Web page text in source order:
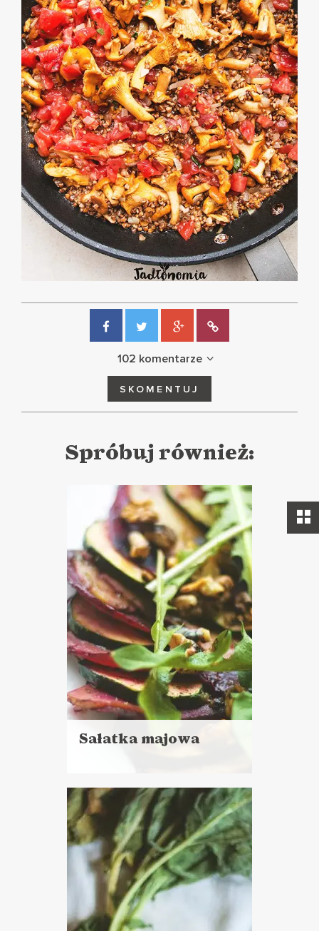
102 komentarze
SKOMENTUJ
Spróbuj również:
Sałatka majowa
więcej
Czas przygotowania: 20 minut
+ 1 godzina marynowania
LUNCHE DO PRACY
PRZYSTAWKI